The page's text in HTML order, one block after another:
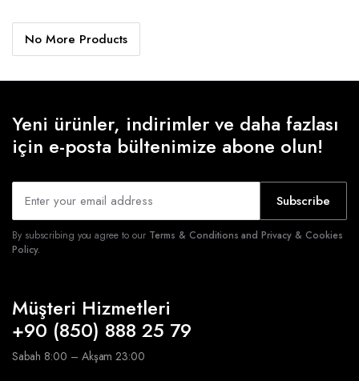
No More Products
Yeni ürünler, indirimler ve daha fazlası
için e-posta bültenimize abone olun!
Subscribe
By subscribing you agree to our Terms & Conditions and Privacy & Cookies
Policy.
Müşteri Hizmetleri
+90 (850) 888 25 79
Sabah 8:00 – Akşam 23:00